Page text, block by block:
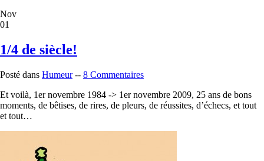
Nov
01
1/4 de siècle!
Posté dans Humeur-- 8 Commentaires
Et voilà, 1er novembre 1984 -> 1er novembre 2009, 25 ans de bons
moments, de bêtises, de rires, de pleurs, de réussites, d’échecs, et tout
et tout…